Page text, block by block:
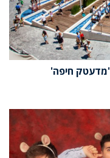
חיפה'